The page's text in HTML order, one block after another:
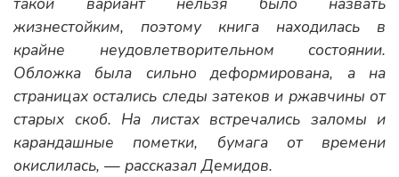
жизнестойким, поэтому книга находилась в
крайне неудовлетворительном состоянии.
Обложка была сильно деформирована, а на
страницах остались следы затеков и ржавчины от
старых скоб. На листах встречались заломы и
карандашные пометки, бумага от времени
окислилась, — рассказал Демидов.